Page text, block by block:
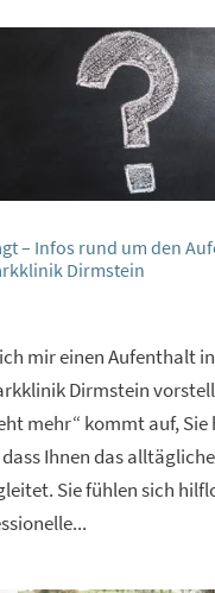
– Infos rund um den
Dirmstein
mir einen Aufenthalt
Dirmstein
mehr“ kommt auf, Sie
Ihnen das
Sie fühlen sich